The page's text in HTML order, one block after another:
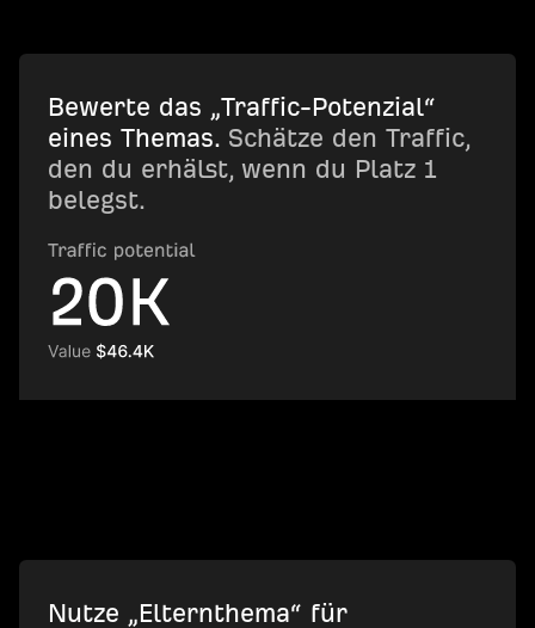
Bewerte das „Traffic-Potenzial“
eines Themas. Schätze den Traffic,
den du erhälst, wenn du Platz 1
belegst.
Nutze „Elternthema“ für